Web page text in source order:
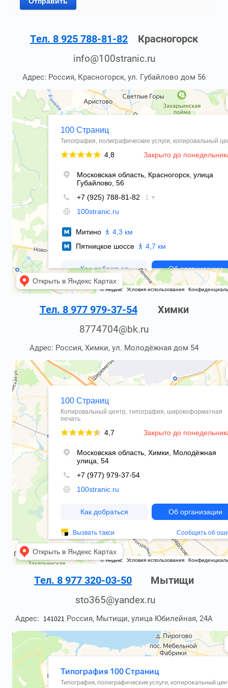
Тел. 8 925 788-81-82 Красногорск
info@100stranic.ru
Адрес: Россия, Красногорск, ул. Губайлово дом 56
Тел. 8 977 979-37-54 Химки
8774704@bk.ru
Адрес: Россия, Химки, ул. Молодёжная дом 54
Тел. 8 977 320-03-50 Мытищи
sto365@yandex.ru
Адрес: 141021 Россия, Мытищи, улица Юбилейная, 24А